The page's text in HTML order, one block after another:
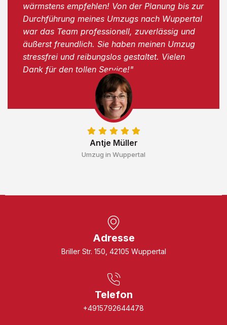
Antje Müller
Umzug in Wuppertal
wärmstens empfehlen! Von der Planung bis zur
Durchführung meines Umzugs nach Wuppertal
war das Team professionell, zuverlässig und
äußerst freundlich. Sie haben meinen Umzug
stressfrei und reibungslos gestaltet. Vielen
Dank für den tollen Service!"
Adresse
Briller Str. 150, 42105 Wuppertal
Telefon
+4915792644478